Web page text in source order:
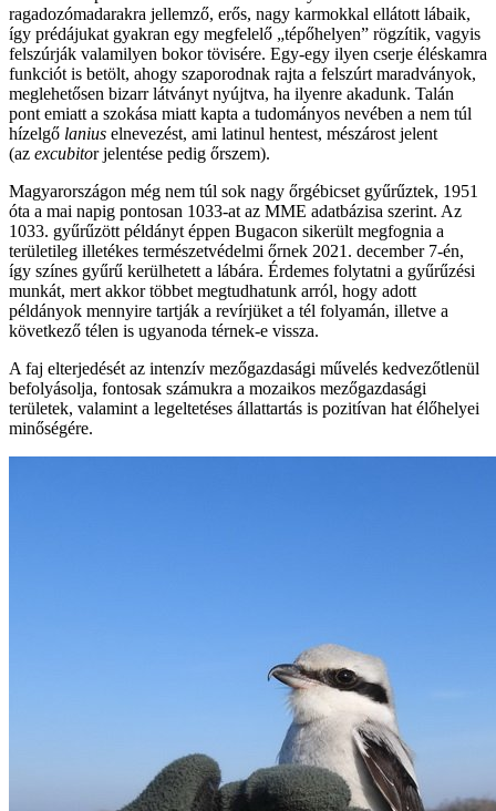
ragadozómadarakra jellemző, erős, nagy karmokkal ellátott lábaik,
így prédájukat gyakran egy megfelelő „tépőhelyen” rögzítik, vagyis
felszúrják valamilyen bokor tövisére. Egy-egy ilyen cserje éléskamra
funkciót is betölt, ahogy szaporodnak rajta a felszúrt maradványok,
meglehetősen bizarr látványt nyújtva, ha ilyenre akadunk. Talán
pont emiatt a szokása miatt kapta a tudományos nevében a nem túl
hízelgő lanius elnevezést, ami latinul hentest, mészárost jelent
(az excubitor jelentése pedig őrszem).
Magyarországon még nem túl sok nagy őrgébicset gyűrűztek, 1951
óta a mai napig pontosan 1033-at az MME adatbázisa szerint. Az
1033. gyűrűzött példányt éppen Bugacon sikerült megfognia a
területileg illetékes természetvédelmi őrnek 2021. december 7-én,
így színes gyűrű kerülhetett a lábára. Érdemes folytatni a gyűrűzési
munkát, mert akkor többet megtudhatunk arról, hogy adott
példányok mennyire tartják a revírjüket a tél folyamán, illetve a
következő télen is ugyanoda térnek-e vissza.
A faj elterjedését az intenzív mezőgazdasági művelés kedvezőtlenül
befolyásolja, fontosak számukra a mozaikos mezőgazdasági
területek, valamint a legeltetéses állattartás is pozitívan hat élőhelyei
minőségére.